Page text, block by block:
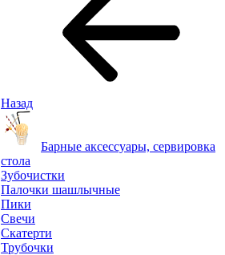
Назад
Барные аксессуары, сервировка
стола
Зубочистки
Палочки шашлычные
Пики
Свечи
Скатерти
Трубочки